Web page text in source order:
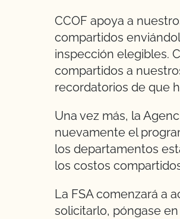
CCOF apoya a
compartidos
inspección elegibles.
compartidos a
recordatorios de que
Una vez más, la
nuevamente el
los departamentos
los costos
La FSA comenzará a
solicitarlo, póngase